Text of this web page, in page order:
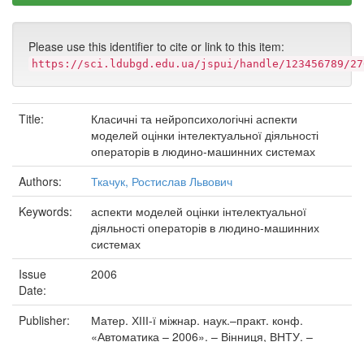
Please use this identifier to cite or link to this item:
https://sci.ldubgd.edu.ua/jspui/handle/123456789/
Title:
Класичні та нейропсихологічні аспекти
моделей оцінки інтелектуальної діяльності
операторів в людино-машинних системах
Authors:
Ткачук, Ростислав Львович
Keywords:
аспекти моделей оцінки інтелектуальної
діяльності операторів в людино-машинних
системах
Issue
Date:
2006
Publisher:
Матер. ХІІІ-ї міжнар. наук.–практ. конф.
«Автоматика – 2006». – Вінниця, ВНТУ. –